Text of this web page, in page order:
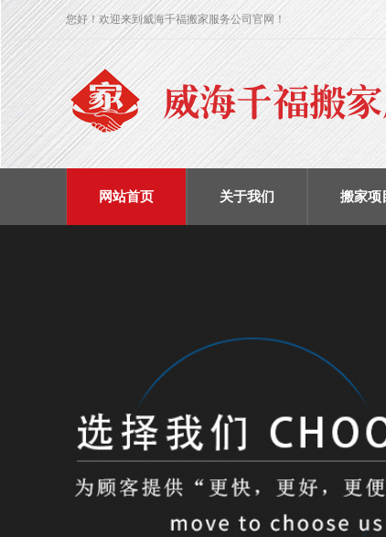
您好！欢迎来到威海千福搬家服务公司官网！
网站首页 关于我们 搬家项